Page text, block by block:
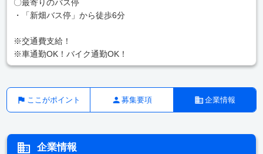
〇最寄りのバス停
・「新畑バス停」から徒歩6分
※交通費支給！
※車通勤OK！バイク通勤OK！
ここがポイント 募集要項 企業情報
企業情報